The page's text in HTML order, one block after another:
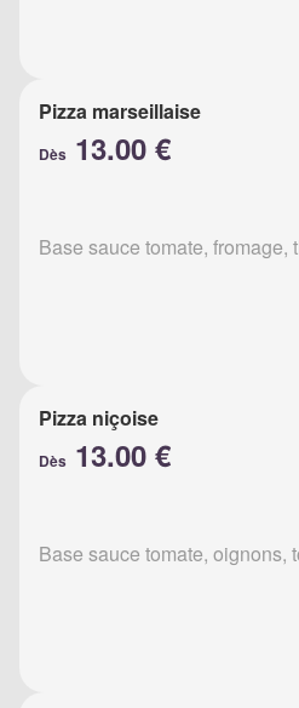
Pizza marseillaise
Dès 13.00 €
Base sauce tomate, fromage,
Pizza niçoise
Dès 13.00 €
Base sauce tomate, oignons,